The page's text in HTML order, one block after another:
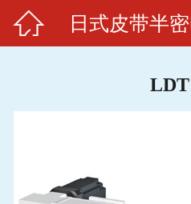
 日式皮带半